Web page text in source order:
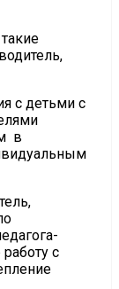
с детьми с
в
с